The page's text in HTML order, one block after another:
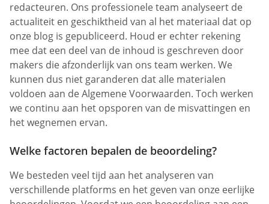
redacteuren. Ons professionele team analyseert de
actualiteit en geschiktheid van al het materiaal dat op
onze blog is gepubliceerd. Houd er echter rekening
mee dat een deel van de inhoud is geschreven door
makers die afzonderlijk van ons team werken. We
kunnen dus niet garanderen dat alle materialen
voldoen aan de Algemene Voorwaarden. Toch werken
we continu aan het opsporen van de misvattingen en
het wegnemen ervan.
Welke factoren bepalen de beoordeling?
We besteden veel tijd aan het analyseren van
verschillende platforms en het geven van onze eerlijke